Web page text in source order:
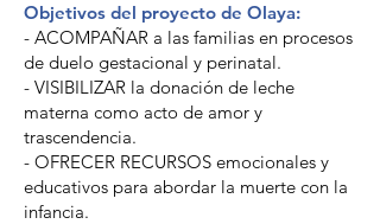
Objetivos del proyecto de Olaya:
- ACOMPAÑAR a las familias en procesos
de duelo gestacional y perinatal.
- VISIBILIZAR la donación de leche
materna como acto de amor y
trascendencia.
- OFRECER RECURSOS emocionales y
educativos para abordar la muerte con la
infancia.